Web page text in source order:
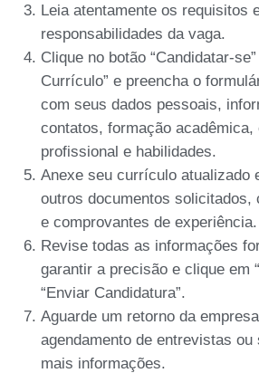
Leia atentamente os requisitos
responsabilidades da vaga.
Clique no botão “Candidatar-
Currículo” e preencha o
com seus dados pessoais,
contatos, formação acadêmica,
profissional e habilidades.
Anexe seu currículo atualizado
outros documentos solicitados,
e comprovantes de experiência.
Revise todas as informações
garantir a precisão e clique em
“Enviar Candidatura”.
Aguarde um retorno da
agendamento de entrevistas ou
mais informações.